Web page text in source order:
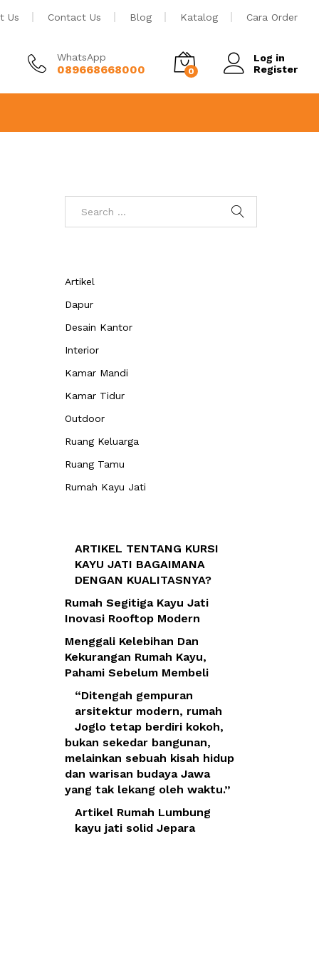
Us Contact Us Blog Katalog Cara Order
WhatsApp
089668668000 0
Log in
Register
Artikel
Dapur
Desain Kantor
Interior
Kamar Mandi
Kamar Tidur
Outdoor
Ruang Keluarga
Ruang Tamu
Rumah Kayu Jati
ARTIKEL TENTANG KURSI
KAYU JATI BAGAIMANA
DENGAN KUALITASNYA?
Rumah Segitiga Kayu Jati
Inovasi Rooftop Modern
Menggali Kelebihan Dan
Kekurangan Rumah Kayu,
Pahami Sebelum Membeli
“Ditengah gempuran
arsitektur modern, rumah
Joglo tetap berdiri kokoh,
bukan sekedar bangunan,
melainkan sebuah kisah hidup
dan warisan budaya Jawa
yang tak lekang oleh waktu.”
Artikel Rumah Lumbung
kayu jati solid Jepara